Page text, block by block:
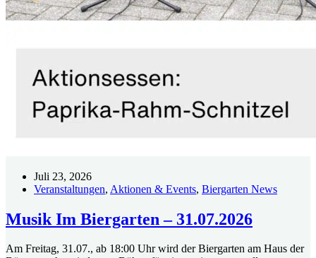
Juli 23, 2026
Veranstaltungen, Aktionen & Events, Biergarten News
Musik Im Biergarten – 31.07.2026
Am Freitag, 31.07., ab 18:00 Uhr wird der Biergarten am Haus der